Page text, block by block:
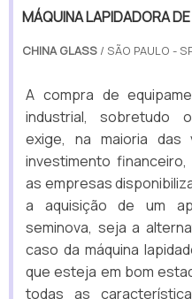
MÁQUINA LAPIDADORA
CHINA GLASS / SÃO PAULO -
A compra de
industrial, sobretudo
exige, na maioria das
investimento
as empresas
a aquisição de um
seminova, seja a
caso da máquina
que esteja em bom
todas as